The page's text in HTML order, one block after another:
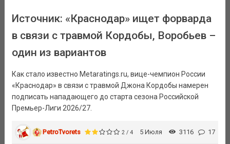
Источник: «Краснодар» ищет форварда
в связи с травмой Кордобы, Воробьев –
один из вариантов
Как стало известно Metaratings.ru, вице-чемпион России
«Краснодар» в связи с травмой Джона Кордобы намерен
подписать нападающего до старта сезона Российской
Премьер-Лиги 2026/27.
PetroTvorets 2 / 4 5 Июля 3116 17